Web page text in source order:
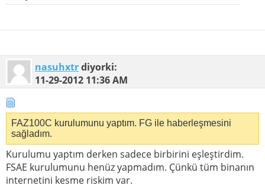
nasuhxtrdiyorki:
11-29-2012 11:36 AM
FAZ100C kurulumunu yaptım. FG ile haberleşmesini
sağladım.
Kurulumu yaptım derken sadece birbirini eşleştirdim.
FSAE kurulumunu henüz yapmadım. Çünkü tüm binanın
internetini kesme riskim var.